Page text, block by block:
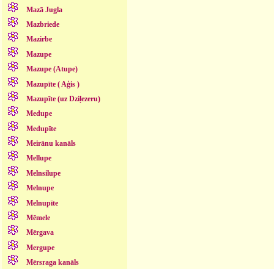
Mazā Jugla
Mazbriede
Mazirbe
Mazupe
Mazupe (Atupe)
Mazupīte ( Aģis )
Mazupīte (uz Dziļezeru)
Medupe
Medupīte
Meirānu kanāls
Mellupe
Melnsilupe
Melnupe
Melnupīte
Mēmele
Mērgava
Mergupe
Mērsraga kanāls